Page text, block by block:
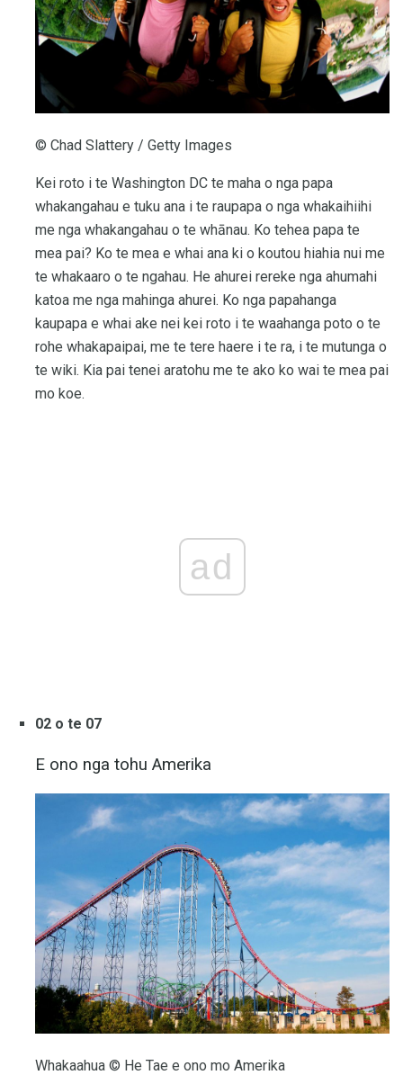
© Chad Slattery / Getty Images
Kei roto i te Washington DC te maha o nga papa
whakangahau e tuku ana i te raupapa o nga whakaihiihi
me nga whakangahau o te whānau. Ko tehea papa te
mea pai? Ko te mea e whai ana ki o koutou hiahia nui me
te whakaaro o te ngahau. He ahurei rereke nga ahumahi
katoa me nga mahinga ahurei. Ko nga papahanga
kaupapa e whai ake nei kei roto i te waahanga poto o te
rohe whakapaipai, me te tere haere i te ra, i te mutunga o
te wiki. Kia pai tenei aratohu me te ako ko wai te mea pai
mo koe.
ad
02 o te 07
E ono nga tohu Amerika
Whakaahua © He Tae e ono mo Amerika